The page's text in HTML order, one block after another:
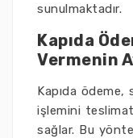
sunulmaktadır.
Kapıda
Vermenin
Kapıda ödeme,
işlemini
sağlar. Bu